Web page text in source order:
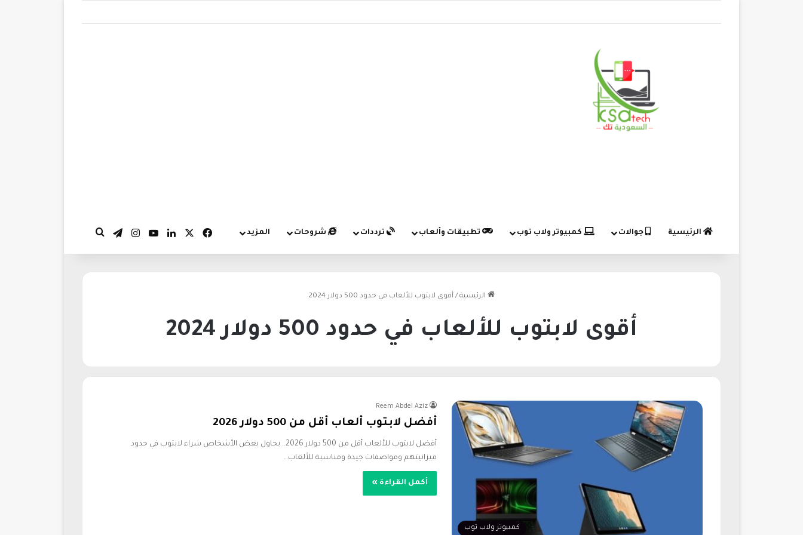
الرئيسية جوالات كمبيوتر ولاب توب تطبيقات وألعاب ترددات شروحات المزيد فيسبوك لينكدإن‫YouTubeانستقرام
تيلقرام
الرئيسية / أقوى لابتوب للألعاب في حدود 500 دولار 2024
أقوى لابتوب للألعاب في حدود 500 دولار 2024
كمبيوتر ولاب توب
Reem Abdel Aziz
أفضل لابتوب ألعاب أقل من 500 دولار 2026
أفضل لابتوب للألعاب أقل من 500 دولار 2026.. يحاول بعض الأشخاص شراء لابتوب في حدود
ميزانيتهم ومواصفات جيدة ومناسبة للألعاب…
أكمل القراءة »